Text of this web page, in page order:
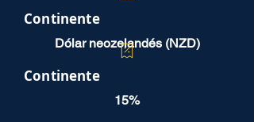
Continente
Dólar neozelandés (NZD)
Continente
15%